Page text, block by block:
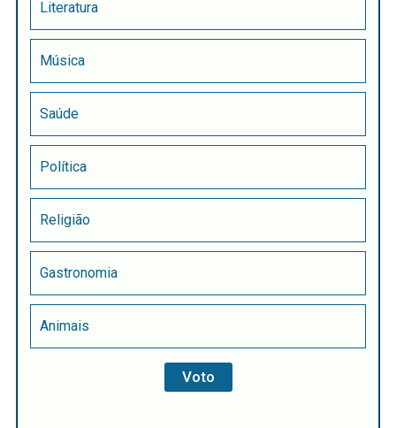
Literatura
Música
Saúde
Política
Religião
Gastronomia
Animais